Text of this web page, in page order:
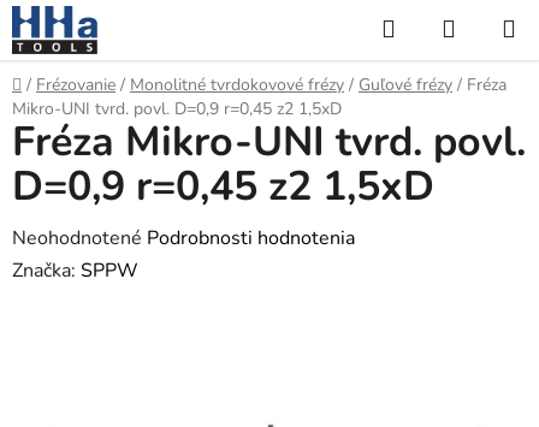
Prejsť
na
obsah
Hľadať
KOŠÍK
Domov
/ Frézovanie / Monolitné tvrdokovové frézy / Guľové frézy / Fréza
Mikro-UNI tvrd. povl. D=0,9 r=0,45 z2 1,5xD
Fréza Mikro-UNI tvrd. povl.
D=0,9 r=0,45 z2 1,5xD
Priemerné
hodnotenie
Neohodnotené Podrobnosti hodnotenia
Značka: SPPW